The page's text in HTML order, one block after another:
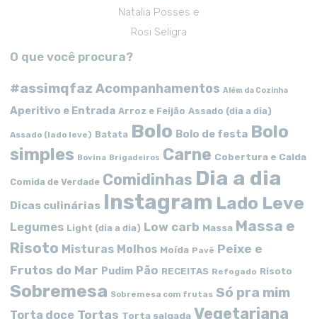
Natalia Posses e
Rosi Seligra
O que você procura?
#assimqfaz Acompanhamentos Além da Cozinha
Aperitivo e Entrada Arroz e Feijão Assado (dia a dia)
Assado (lado leve) Batata Bolo Bolo de festa Bolo
simples Bovina Brigadeiros Carne Cobertura e Calda
Comida de Verdade Comidinhas Dia a dia
Dicas culinárias Instagram Lado Leve
Legumes Light (dia a dia) Low carb Massa Massa e
Risoto Misturas Molhos Moída Pavê Peixe e
Frutos do Mar Pudim Pão RECEITAS Refogado Risoto
Sobremesa Sobremesa com frutas Só pra mim
Torta doce Tortas Torta salgada Vegetariana